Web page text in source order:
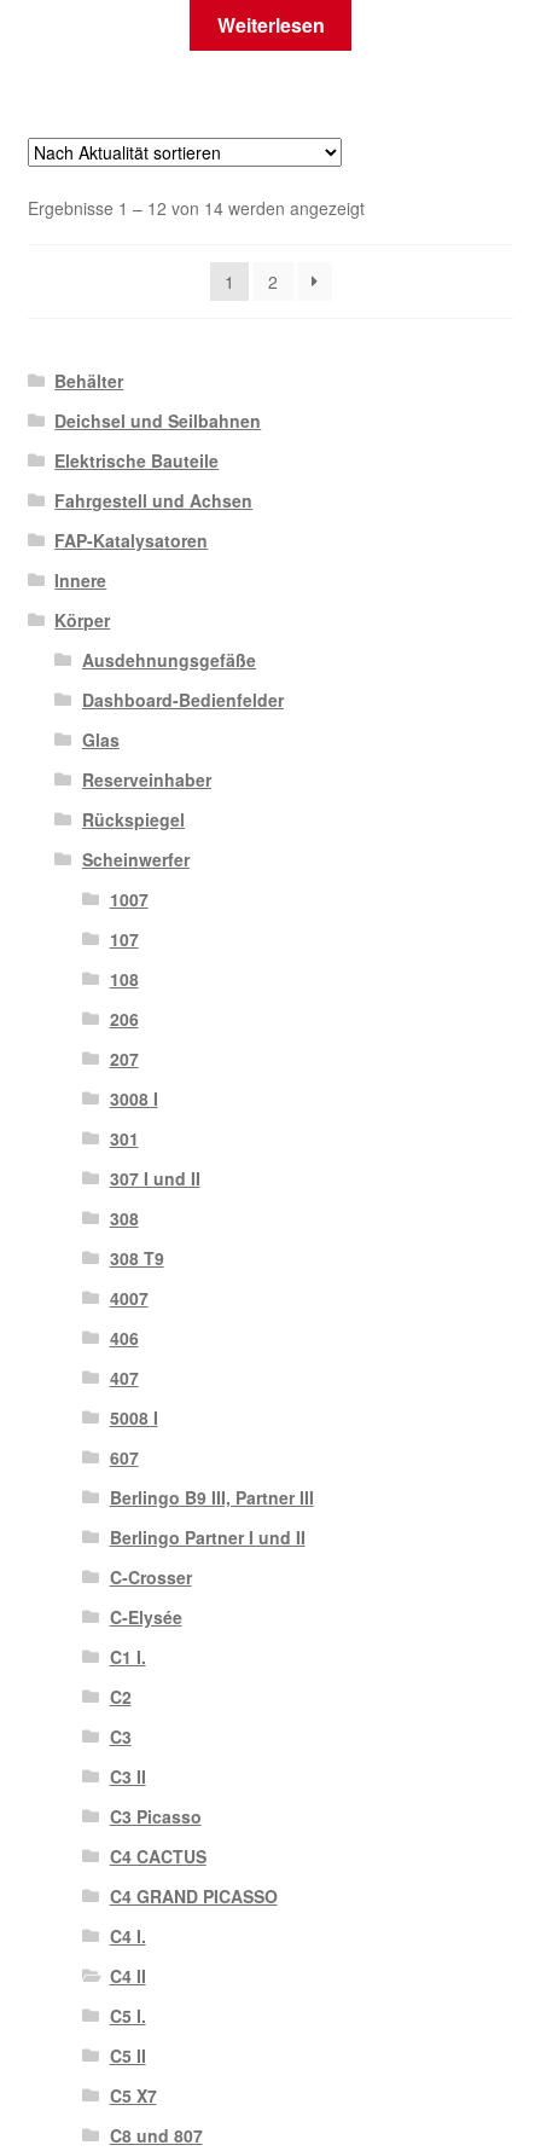
Weiterlesen
Ergebnisse 1 – 12 von 14 werden angezeigtNach
1
2
Behälter
Deichsel und Seilbahnen
Elektrische Bauteile
Fahrgestell und Achsen
FAP-Katalysatoren
Innere
Körper
Ausdehnungsgefäße
Dashboard-Bedienfelder
Glas
Reserveinhaber
Rückspiegel
Scheinwerfer
1007
107
108
206
207
3008 I
301
307 I und II
308
308 T9
4007
406
407
5008 I
607
Berlingo B9 III, Partner III
Berlingo Partner I und II
C-Crosser
C-Elysée
C1 I.
C2
C3
C3 II
C3 Picasso
C4 CACTUS
C4 GRAND PICASSO
C4 I.
C4 II
C5 I.
C5 II
C5 X7
C8 und 807